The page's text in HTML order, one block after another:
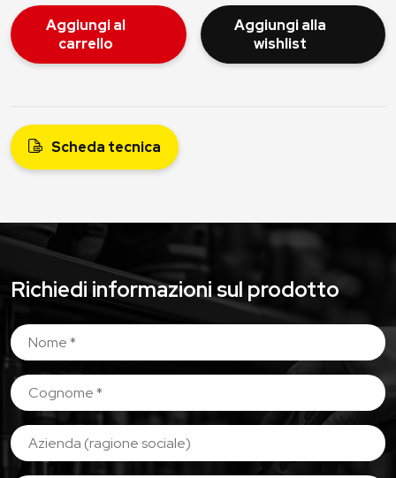
Aggiungi al
carrello
Aggiungi alla
wishlist
Scheda tecnica
Richiedi informazioni sul prodotto